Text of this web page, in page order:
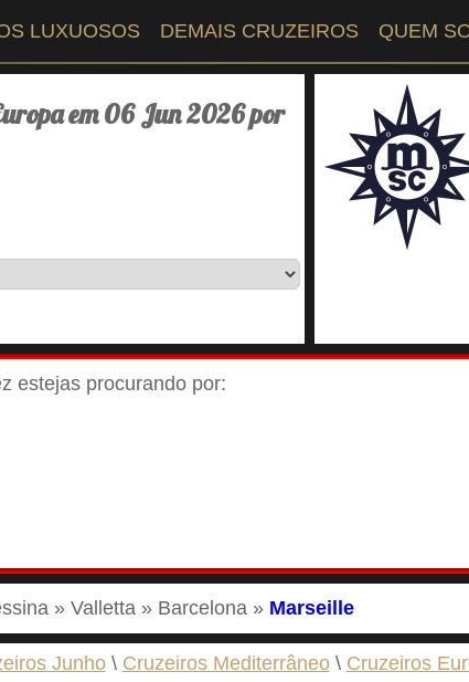
LUXUOSOS DEMAIS CRUZEIROS QUEM
em 06 Jun 2026 por
estejas procurando por:
» Valletta » Barcelona » Marseille
Junho Cruzeiros Mediterrâneo Cruzeiros